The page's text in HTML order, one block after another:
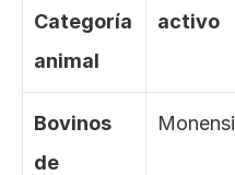
Categoría
animal
activo
Bovinos
de